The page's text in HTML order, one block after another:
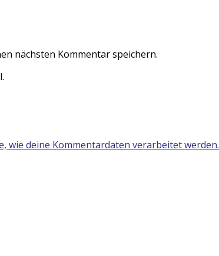
nächsten Kommentar speichern.
wie deine Kommentardaten verarbeitet werden.